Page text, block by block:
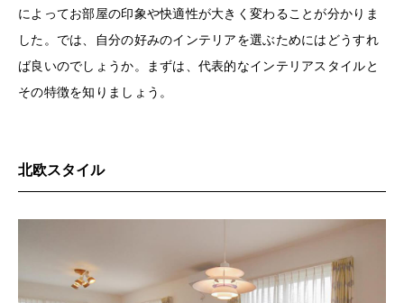
によってお部屋の印象や快適性が大きく変わることが分かりま
した。では、自分の好みのインテリアを選ぶためにはどうすれ
ば良いのでしょうか。まずは、代表的なインテリアスタイルと
その特徴を知りましょう。
北欧スタイル